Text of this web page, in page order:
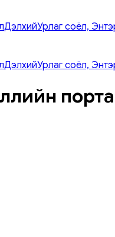
ДэлхийУрлаг соёл,
ДэлхийУрлаг соёл,